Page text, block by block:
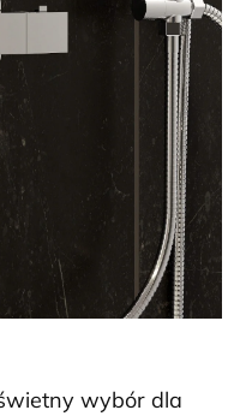
wybór dla